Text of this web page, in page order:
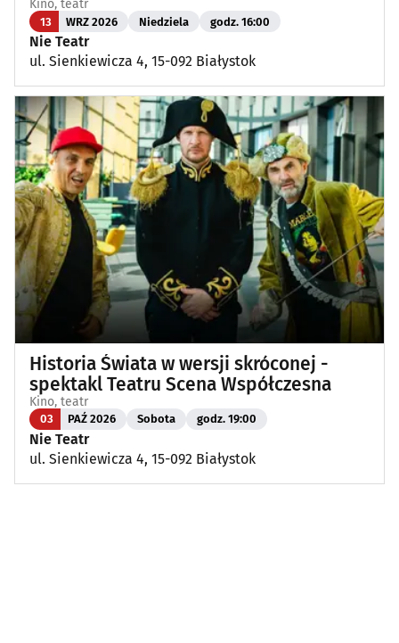
Kino, teatr
13 WRZ 2026 Niedziela godz. 16:00
Nie Teatr
ul. Sienkiewicza 4, 15-092 Białystok
Historia Świata w wersji skróconej -
spektakl Teatru Scena Współczesna
Kino, teatr
03 PAŹ 2026 Sobota godz. 19:00
Nie Teatr
ul. Sienkiewicza 4, 15-092 Białystok